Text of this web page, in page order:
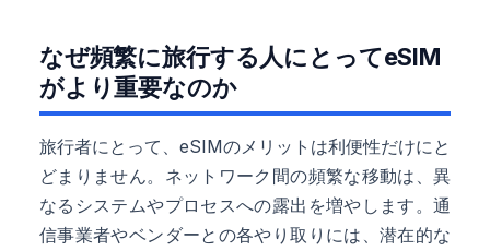
なぜ頻繁に旅行する人にとってeSIM
がより重要なのか
旅行者にとって、eSIMのメリットは利便性だけにと
どまりません。ネットワーク間の頻繁な移動は、異
なるシステムやプロセスへの露出を増やします。通
信事業者やベンダーとの各やり取りには、潜在的な